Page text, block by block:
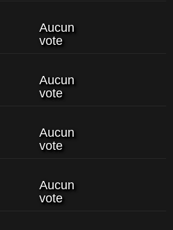
Aucun
vote
Aucun
vote
Aucun
vote
Aucun
vote